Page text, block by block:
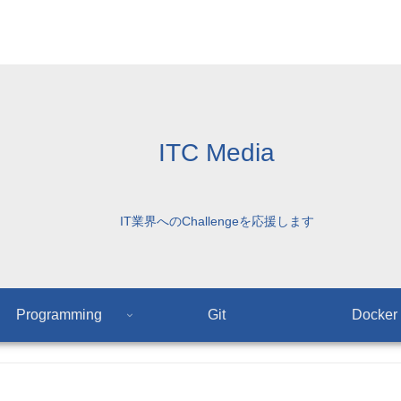
ITC Media
IT業界へのChallengeを応援します
Programming Git Docker